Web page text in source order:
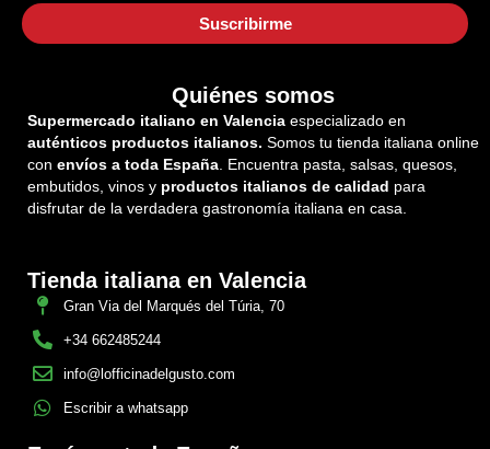
Quiénes somos
Supermercado italiano en Valencia especializado en
auténticos productos italianos. Somos tu tienda italiana online
con envíos a toda España . Encuentra pasta, salsas, quesos,
embutidos, vinos y productos italianos de calidad para
disfrutar de la verdadera gastronomía italiana en casa.
Tienda italiana en Valencia
Gran Via del Marqués del Túria, 70
+34 662485244
info@lofficinadelgusto.com
Escribir a whatsapp